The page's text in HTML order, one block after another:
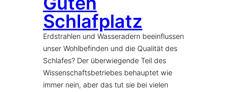
Schlafplatz
Erdstrahlen und Wasseradern beeinflussen
unser Wohlbefinden und die Qualität des
Schlafes? Der überwiegende Teil des
Wissenschaftsbetriebes behauptet wie
immer nein, aber das tut sie bei vielen